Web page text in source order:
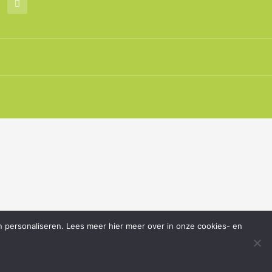
i
n
Lees meer hier meer over in onze cookies- en